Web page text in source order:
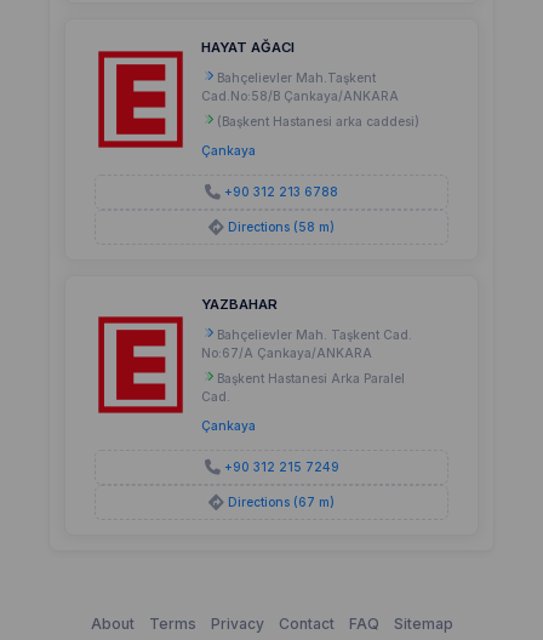
HAYAT AĞACI
Bahçelievler Mah.Taşkent
Cad.No:58/B Çankaya/ANKARA
(Başkent Hastanesi arka caddesi)
Çankaya
+90 312 213 6788
Directions (58 m)
YAZBAHAR
Bahçelievler Mah. Taşkent Cad.
No:67/A Çankaya/ANKARA
Başkent Hastanesi Arka Paralel
Cad.
Çankaya
+90 312 215 7249
Directions (67 m)
About Terms Privacy Contact FAQ Sitemap